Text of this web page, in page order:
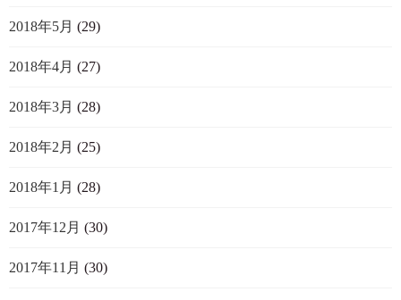
2018年5月 (29)
2018年4月 (27)
2018年3月 (28)
2018年2月 (25)
2018年1月 (28)
2017年12月 (30)
2017年11月 (30)